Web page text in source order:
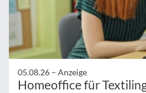
05.08.26 – Anzeige
Homeoffice für